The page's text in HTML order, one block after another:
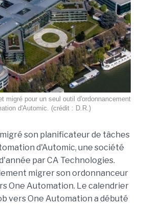
migré pour un seul outil d'ordonnancement
d'Automic. (crédit : D.R.)
son planificateur de tâches
d'Automic, une société
par CA Technologies.
migrer son ordonnanceur
One Automation. Le calendrier
vers One Automation a débuté